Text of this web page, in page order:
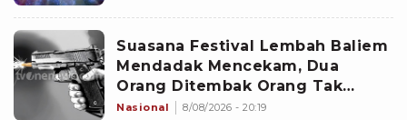
Suasana Festival Lembah Baliem
Mendadak Mencekam, Dua
Orang Ditembak Orang Tak
Dikenal
Nasional 8/08/2026 - 20:19